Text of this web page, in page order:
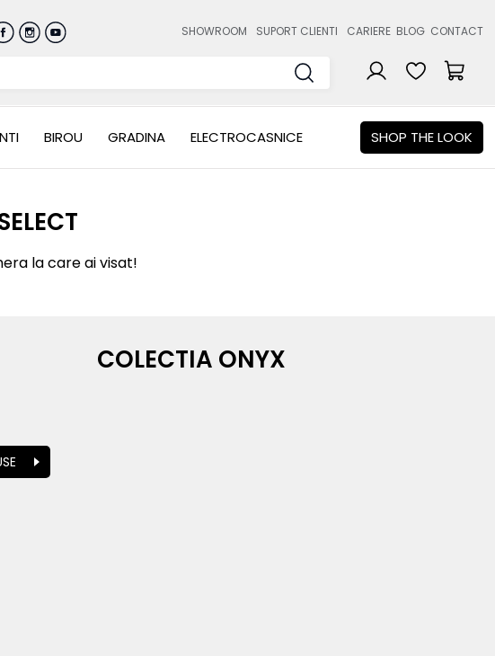
SHOWROOM SUPORT CLIENTI CARIERE BLOG CONTACT
BIROU GRADINA ELECTROCASNICE SHOP THE LOOK
la care ai visat!
COLECTIA ONYX